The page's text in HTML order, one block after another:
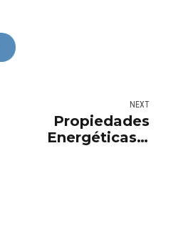
NEXT
Propiedades
Energéticas y